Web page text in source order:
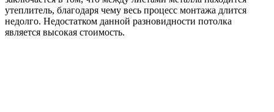
утеплитель, благодаря чему весь процесс монтажа длится
недолго. Недостатком данной разновидности потолка
является высокая стоимость.